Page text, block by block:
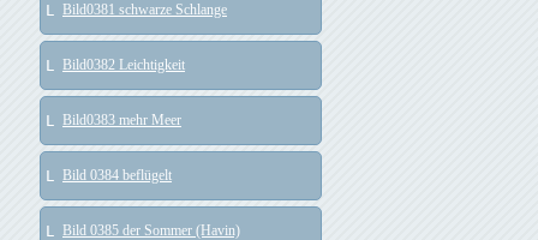
Bild0381 schwarze Schlange
Bild0382 Leichtigkeit
Bild0383 mehr Meer
Bild 0384 beflügelt
Bild 0385 der Sommer (Havin)